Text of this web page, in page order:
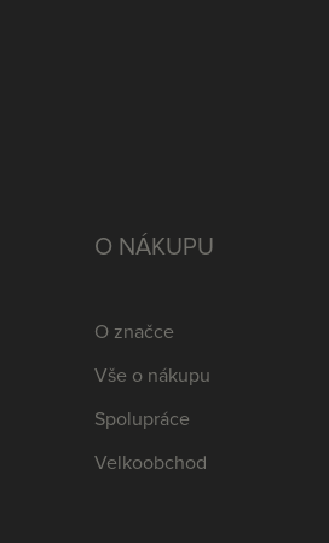
O NÁKUPU
O značce
Vše o nákupu
Spolupráce
Velkoobchod